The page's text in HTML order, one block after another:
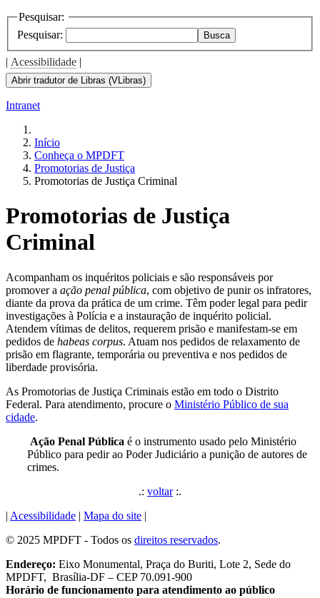
Pesquisar:
Pesquisar:
Busca
| Acessibilidade |
Abrir tradutor de Libras (VLibras)
Intranet
Início
Conheça o MPDFT
Promotorias de Justiça
Promotorias de Justiça Criminal
Promotorias de Justiça
Criminal
Acompanham os inquéritos policiais e são responsáveis por
promover a ação penal pública, com objetivo de punir os infratores,
diante da prova da prática de um crime. Têm poder legal para pedir
investigações à Polícia e a instauração de inquérito policial.
Atendem vítimas de delitos, requerem prisão e manifestam-se em
pedidos de habeas corpus. Atuam nos pedidos de relaxamento de
prisão em flagrante, temporária ou preventiva e nos pedidos de
liberdade provisória.
As Promotorias de Justiça Criminais estão em todo o Distrito
Federal. Para atendimento, procure o Ministério Público de sua
cidade.
Ação Penal Pública é o instrumento usado pelo Ministério
Público para pedir ao Poder Judiciário a punição de autores de
crimes.
.: voltar:.
| Acessibilidade | Mapa do site |
© 2025 MPDFT - Todos os direitos reservados.
Endereço: Eixo Monumental, Praça do Buriti, Lote 2, Sede do
MPDFT, Brasília-DF – CEP 70.091-900
Horário de funcionamento para atendimento ao público